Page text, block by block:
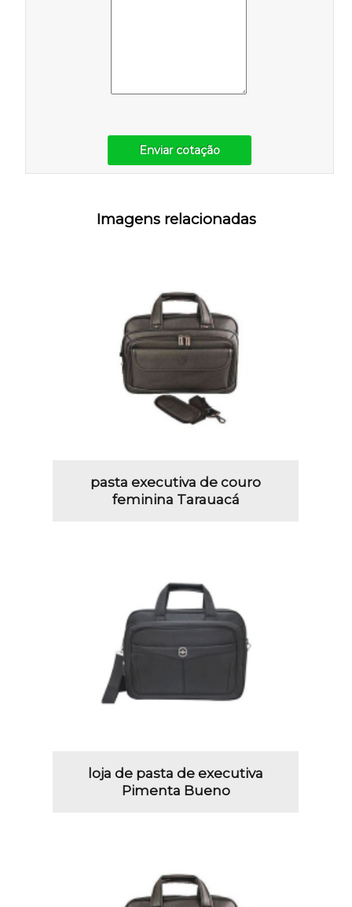
Enviar cotação
Imagens relacionadas
pasta executiva de couro
feminina Tarauacá
loja de pasta de executiva
Pimenta Bueno